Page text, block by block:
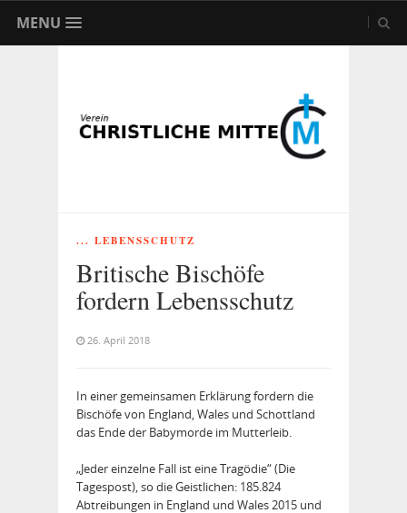
MENU
... LEBENSSCHUTZ
Britische Bischöfe
fordern Lebensschutz
26. April 2018
In einer gemeinsamen Erklärung fordern die
Bischöfe von England, Wales und Schottland
das Ende der Babymorde im Mutterleib.
„Jeder einzelne Fall ist eine Tragödie“ (Die
Tagespost), so die Geistlichen: 185.824
Abtreibungen in England und Wales 2015 und